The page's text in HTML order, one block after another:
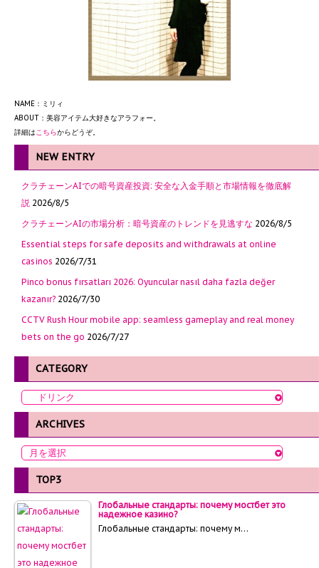
NAME：ミリィ
ABOUT：美容アイテム大好きなアラフォー。
詳細はこちらからどうぞ。
NEW ENTRY
クラチェーンAIでの暗号資産投資: 安全な入金手順と市場情報を徹底解
説 2026/8/5
クラチェーンAIの市場分析：暗号資産のトレンドを見逃すな 2026/8/5
Essential steps for safe deposits and withdrawals at online
casinos 2026/7/31
Pinco bonus fırsatları 2026: Oyuncular nasıl daha fazla değer
kazanır? 2026/7/30
CCTV Rush Hour mobile app: seamless gameplay and real money
bets on the go 2026/7/27
CATEGORY
ARCHIVES
TOP3
Глобальные стандарты: почему мостбет это
надежное казино?
Глобальные стандарты: почему м…